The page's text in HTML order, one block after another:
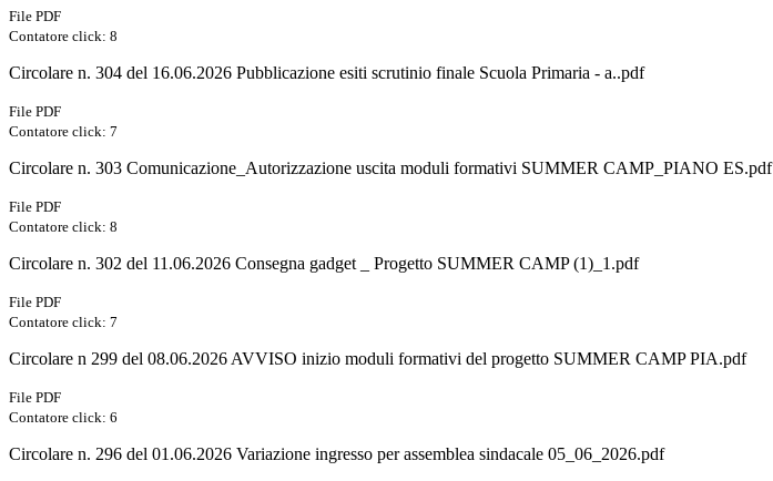
File PDF
Contatore click: 8
Circolare n. 304 del 16.06.2026 Pubblicazione esiti scrutinio finale Scuola Primaria - a..pdf
File PDF
Contatore click: 7
Circolare n. 303 Comunicazione_Autorizzazione uscita moduli formativi SUMMER CAMP_PIANO ES.pdf
File PDF
Contatore click: 8
Circolare n. 302 del 11.06.2026 Consegna gadget _ Progetto SUMMER CAMP (1)_1.pdf
File PDF
Contatore click: 7
Circolare n 299 del 08.06.2026 AVVISO inizio moduli formativi del progetto SUMMER CAMP PIA.pdf
File PDF
Contatore click: 6
Circolare n. 296 del 01.06.2026 Variazione ingresso per assemblea sindacale 05_06_2026.pdf